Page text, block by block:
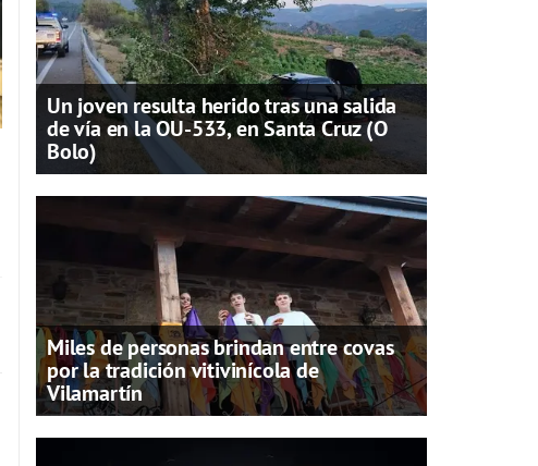
Un joven resulta herido tras una salida
de vía en la OU-533, en Santa Cruz (O
Bolo)
Miles de personas brindan entre covas
por la tradición vitivinícola de
Vilamartín